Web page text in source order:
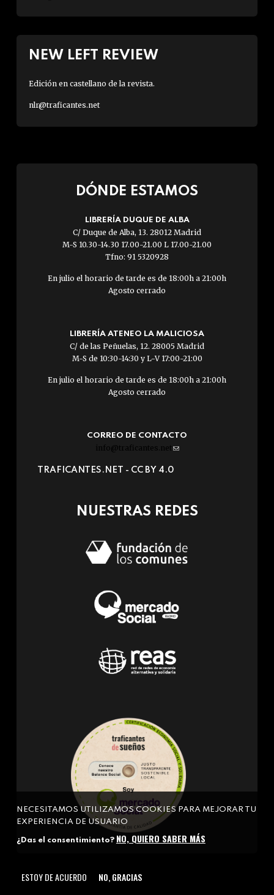
NEW LEFT REVIEW
Edición en castellano de la revista.
nlr@traficantes.net
DÓNDE ESTAMOS
LIBRERÍA DUQUE DE ALBA
C/ Duque de Alba, 13. 28012 Madrid
M-S 10.30-14.30 17.00-21.00 L 17.00-21.00
Tfno: 91 5320928
En julio el horario de tarde es de 18:00h a 21:00h
Agosto cerrado
LIBRERÍA ATENEO LA MALICIOSA
C/ de las Peñuelas, 12. 28005 Madrid
M-S de 10:30-14:30 y L-V 17:00-21:00
En julio el horario de tarde es de 18:00h a 21:00h
Agosto cerrado
CORREO DE CONTACTO
info@traficantes.net (link
e-
TRAFICANTES.NET - CC BY 4.0
NUESTRAS REDES
NECESITAMOS UTILIZAMOS COOKIES PARA MEJORAR TU
EXPERIENCIA DE USUARIO
¿Das el consentimiento? NO, QUIERO SABER MÁS
ESTOY DE ACUERDO NO, GRACIAS